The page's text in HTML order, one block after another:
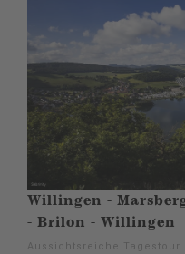
Willingen -
- Brilon - Willingen
Aussichtsreiche